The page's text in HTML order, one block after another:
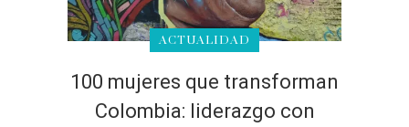
ACTUALIDAD
100 mujeres que transforman
Colombia: liderazgo con